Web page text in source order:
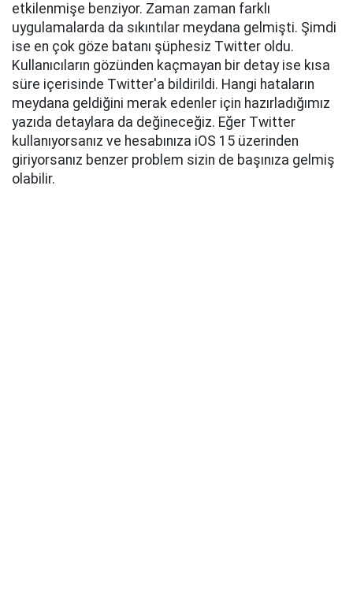
etkilenmişe benziyor. Zaman zaman farklı
uygulamalarda da sıkıntılar meydana gelmişti. Şimdi
ise en çok göze batanı şüphesiz Twitter oldu.
Kullanıcıların gözünden kaçmayan bir detay ise kısa
süre içerisinde Twitter'a bildirildi. Hangi hataların
meydana geldiğini merak edenler için hazırladığımız
yazıda detaylara da değineceğiz. Eğer Twitter
kullanıyorsanız ve hesabınıza iOS 15 üzerinden
giriyorsanız benzer problem sizin de başınıza gelmiş
olabilir.